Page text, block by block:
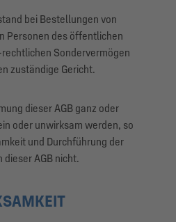
bei Bestellungen von
Personen des öffentlichen
Sondervermögen
zuständige Gericht.
dieser AGB ganz oder
oder unwirksam werden, so
und Durchführung der
AGB nicht.